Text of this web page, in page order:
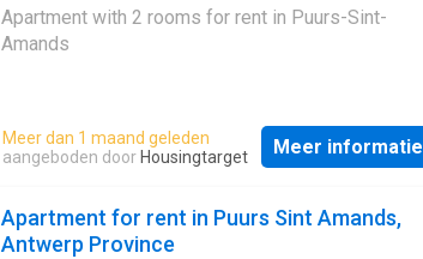
Apartment with 2 rooms for rent in Puurs-Sint-
Amands
Meer dan 1 maand geleden
aangeboden door Housingtarget Meer informatie
Apartment for rent in Puurs Sint Amands,
Antwerp Province